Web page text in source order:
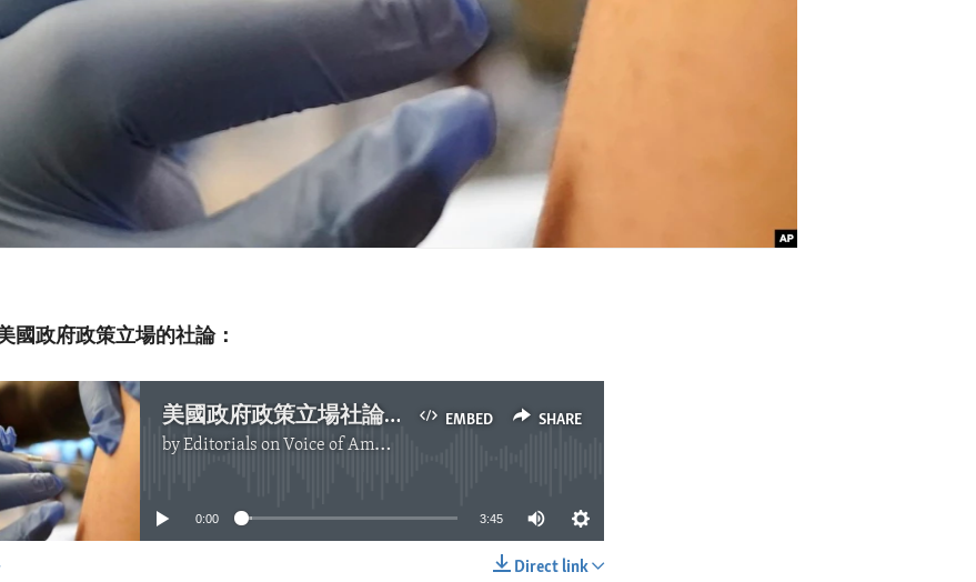
國政府政策立場的社論：
EMBED SHARE
美國政府政策立場社論：為下一次大流行病做準備
byEditorials on Voice of America
No media source currently available
0:00 3:45
Direct link